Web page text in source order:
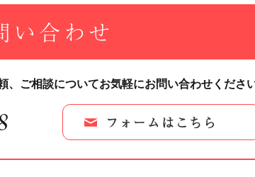
い合わせ
、 ご相談についてお気軽にお問い合わせください
フォームはこちら